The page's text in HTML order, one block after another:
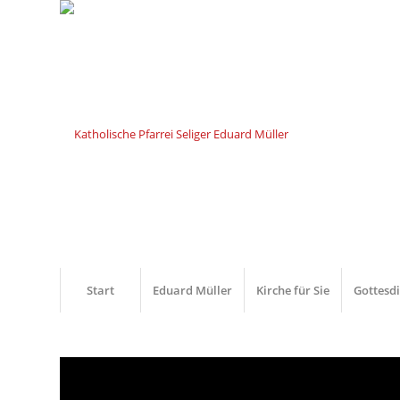
Start Eduard Müller Kirche für Sie